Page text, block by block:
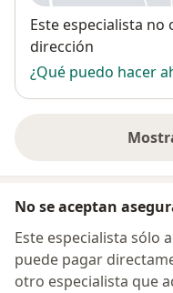
Disponibilidad
Este especialista
dirección
¿Qué puedo hacer
No se aceptan
Este especialista sólo
puede pagar
otro especialista que